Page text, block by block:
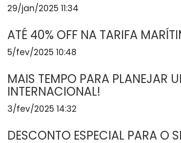
29/jan/2025 11:34
ATÉ 40% OFF NA TARIFA
5/fev/2025 10:48
MAIS TEMPO PARA PLANEJAR
INTERNACIONAL!
3/fev/2025 14:32
DESCONTO ESPECIAL PARA O